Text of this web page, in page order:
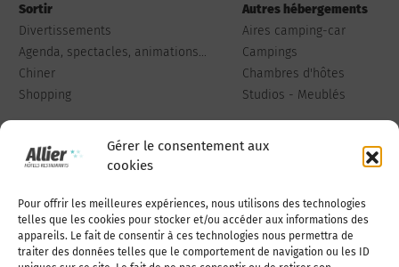
Gérer le consentement aux
cookies
Pour offrir les meilleures expériences, nous utilisons des technologies
telles que les cookies pour stocker et/ou accéder aux informations des
appareils. Le fait de consentir à ces technologies nous permettra de
traiter des données telles que le comportement de navigation ou les ID
Sortir
Divertissements
Agenda, spectacles, animations...
Chiner
Shopping
Autres hébergements
Aires camping-car
Campings
Chambres d'hôtes
Studios - Meublés
Qui sommes-nous Publiez votre annonce